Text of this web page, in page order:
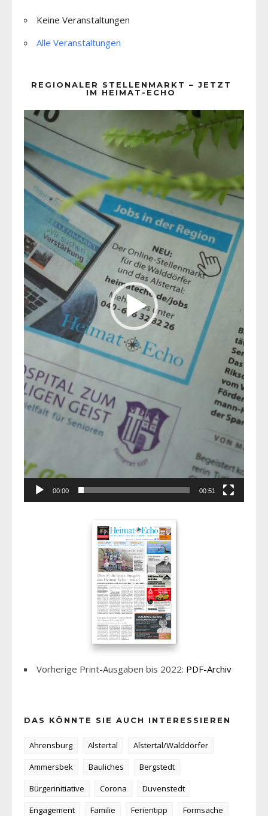
Keine Veranstaltungen
Alle Veranstaltungen
REGIONALER STELLENMARKT – JETZT
IM HEIMAT-ECHO
Player
00:00 00:51
Vorherige Print-Ausgaben bis 2022: PDF-Archiv
DAS KÖNNTE SIE AUCH INTERESSIEREN
Ahrensburg Alstertal
Alstertal/Walddörfer
Ammersbek
Bauliches
Bergstedt
Bürgerinitiative
Corona
Duvenstedt
Engagement
Familie Ferientipp
Formsache